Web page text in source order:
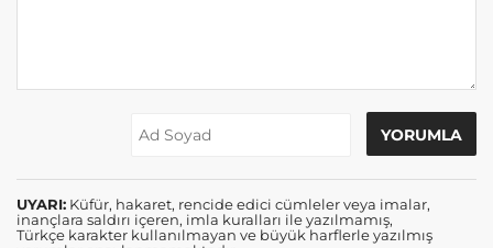
UYARI: Küfür, hakaret, rencide edici cümleler veya imalar,
inançlara saldırı içeren, imla kuralları ile yazılmamış,
Türkçe karakter kullanılmayan ve büyük harflerle yazılmış